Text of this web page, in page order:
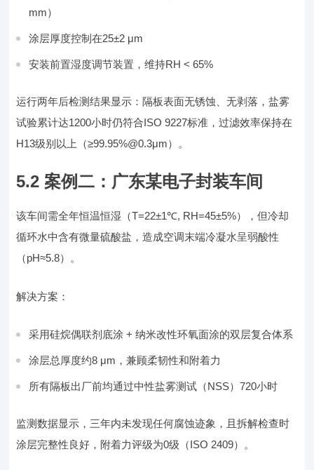
mm）
涂层厚度控制在25±2 μm
安装前置湿度调节装置，维持RH < 65%
运行两年后检测结果显示：隔板表面无锈蚀、无剥落，盐雾
试验累计达1200小时仍符合ISO 9227标准，过滤效率保持在
H13级别以上（≥99.95%@0.3μm）。
5.2 案例二：广东某电子封装车间
该车间需全年恒温恒湿（T=22±1℃, RH=45±5%），但冷却
循环水中含有微量硫酸盐，造成空调末端冷凝水呈弱酸性
（pH≈5.8）。
解决方案：
采用硅烷偶联剂底涂 + 纳米改性环氧面涂的双层复合体系
涂层总厚度约8 μm，兼顾柔韧性和附着力
所有隔板出厂前均通过中性盐雾测试（NSS）720小时
监测数据显示，三年内未发现任何腐蚀迹象，且拆解检查时
涂层完整性良好，附着力评级为0级（ISO 2409）。